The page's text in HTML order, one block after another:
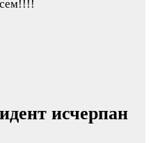
исчерпан